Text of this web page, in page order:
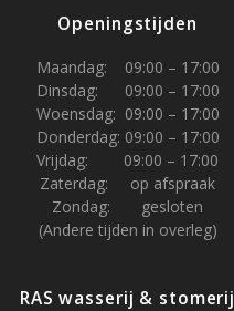
Openingstijden
Maandag: 09:00 – 17:00
Dinsdag: 09:00 – 17:00
Woensdag: 09:00 – 17:00
Donderdag: 09:00 – 17:00
Vrijdag: 09:00 – 17:00
Zaterdag: op afspraak
Zondag: gesloten
(Andere tijden in overleg)
RAS wasserij & stomerij